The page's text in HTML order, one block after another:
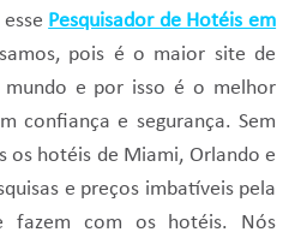
Pesquisador de Hotéis em
pois é o maior site de
mundo e por isso é o melhor
confiança e segurança. Sem
os hotéis de Miami, Orlando e
e preços imbatíveis pela
fazem com os hotéis. Nós